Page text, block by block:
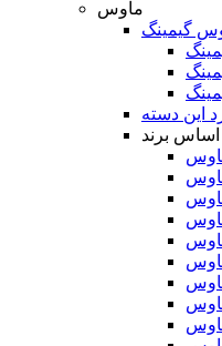
ماوس
گیمینگ
این دسته
برند